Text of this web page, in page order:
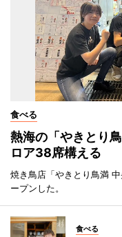
食べる
熱海の「やきとり
ロア38席構える
焼き鳥店「やきとり鳥満
ープンした。
食べる